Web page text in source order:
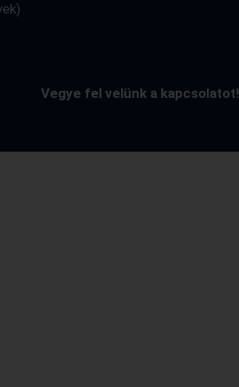
Vegye fel velünk a kapcsolatot!